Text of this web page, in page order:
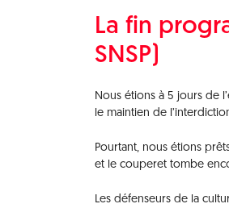
La fin
SNSP)
Nous étions à 5 jours de
le maintien de
Pourtant, nous étions
et le couperet tombe
Les défenseurs de la